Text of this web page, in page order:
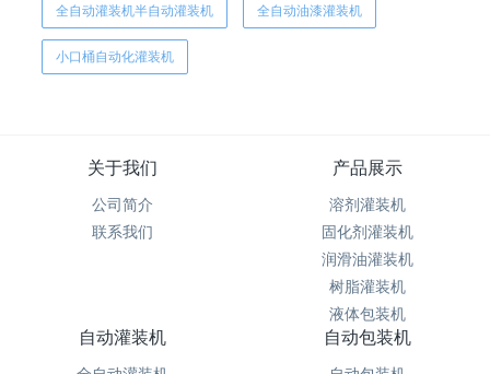
全自动灌装机半自动灌装机 全自动油漆灌装机
小口桶自动化灌装机
关于我们
公司简介
联系我们
产品展示
溶剂灌装机
固化剂灌装机
润滑油灌装机
树脂灌装机
液体包装机
自动灌装机 自动包装机